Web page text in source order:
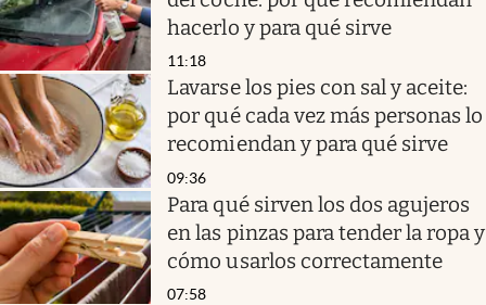
hacerlo y para qué sirve
11:18
Lavarse los pies con sal y aceite:
por qué cada vez más personas lo
recomiendan y para qué sirve
09:36
Para qué sirven los dos agujeros
en las pinzas para tender la ropa y
cómo usarlos correctamente
07:58